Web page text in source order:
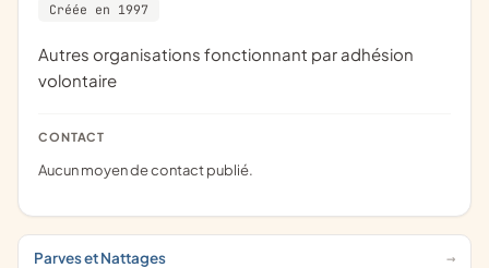
Créée en 1997
Autres organisations fonctionnant par adhésion
volontaire
CONTACT
Aucun moyen de contact publié.
Parves et Nattages